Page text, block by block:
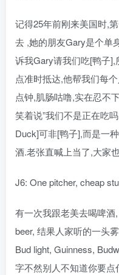
记得25年前刚来美国时,
去 ,她的朋友Gary是个单
诉我Gary请我们吃[鸭子],
点准时抵达,他帮我们每
点钟,肌肠咕噜,实在忍不
笑着说”我们不是正在吃
Duck]可非[鸭子],而是一
酒.老张直喊上当了,大家
J6: One pitcher, cheap
有一次我跟老美去喝啤
beer, 结果人家听的一头
Bud light, Guinness,
字不然别人不知道你要